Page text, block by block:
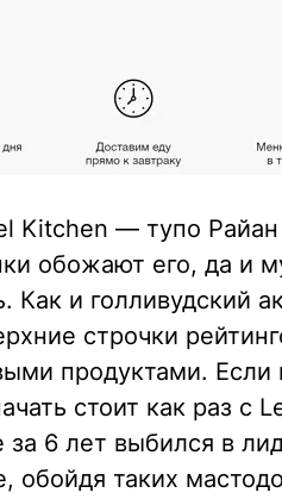
Kitchen — тупо Райан
обожают его, да и
Как и голливудский
строчки
продуктами.
стоит как раз с
6 лет выбился в
обойдя таких